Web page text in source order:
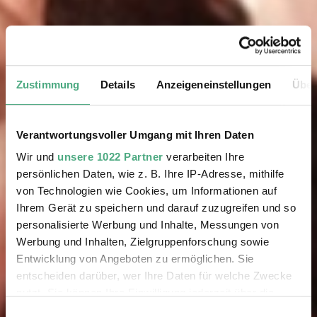
Zustimmung Details Anzeigeneinstellungen
Verantwortungsvoller Umgang mit Ihren Daten
Wir und unsere 1022 Partner verarbeiten Ihre
persönlichen Daten, wie z. B. Ihre IP-Adresse, mithilfe
von Technologien wie Cookies, um Informationen auf
Ihrem Gerät zu speichern und darauf zuzugreifen und so
personalisierte Werbung und Inhalte, Messungen von
Werbung und Inhalten, Zielgruppenforschung sowie
Entwicklung von Angeboten zu ermöglichen. Sie
entscheiden darüber, wer Ihre Daten für welche Zwecke